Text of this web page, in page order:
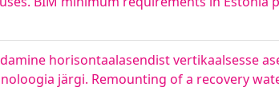
horisontaalasendist vertikaalsesse
järgi. Remounting of a recovery